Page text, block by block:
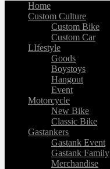
Home
Custom Culture
Custom Bike
Custom Car
LIfestyle
Goods
Boystoys
Hangout
Event
Motorcycle
New Bike
Classic Bike
Gastankers
Gastank Event
Gastank Family
Merchandise